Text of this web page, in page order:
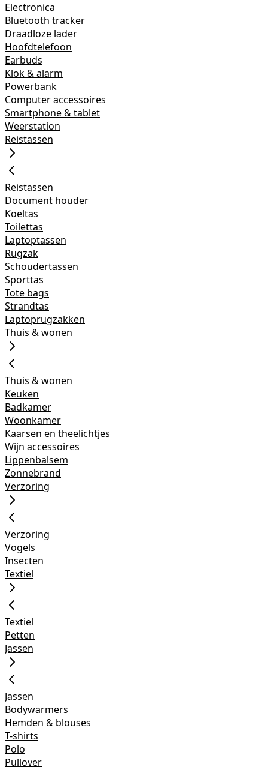
Electronica
Bluetooth tracker
Draadloze lader
Hoofdtelefoon
Earbuds
Klok & alarm
Powerbank
Computer accessoires
Smartphone & tablet
Weerstation
Reistassen
Reistassen
Document houder
Koeltas
Toilettas
Laptoptassen
Rugzak
Schoudertassen
Sporttas
Tote bags
Strandtas
Laptoprugzakken
Thuis & wonen
Thuis & wonen
Keuken
Badkamer
Woonkamer
Kaarsen en theelichtjes
Wijn accessoires
Lippenbalsem
Zonnebrand
Verzoring
Verzoring
Vogels
Insecten
Textiel
Textiel
Petten
Jassen
Jassen
Bodywarmers
Hemden & blouses
T-shirts
Polo
Pullover